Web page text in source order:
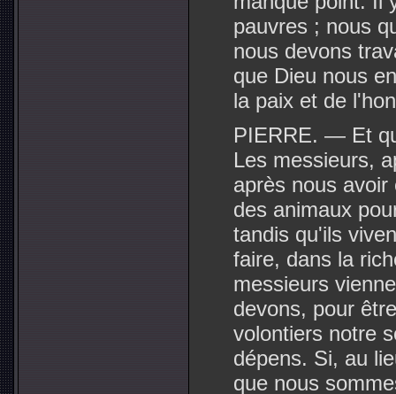
pauvres ; nous
nous devons
que Dieu nous
la paix et de
PIERRE. — Et
Les messieurs,
après nous
des animaux
tandis qu'ils
faire, dans la
messieurs
devons, pour
volontiers notre
dépens. Si, au
que nous